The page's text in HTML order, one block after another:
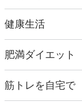
健康生活
肥満ダイエット
筋トレを自宅で